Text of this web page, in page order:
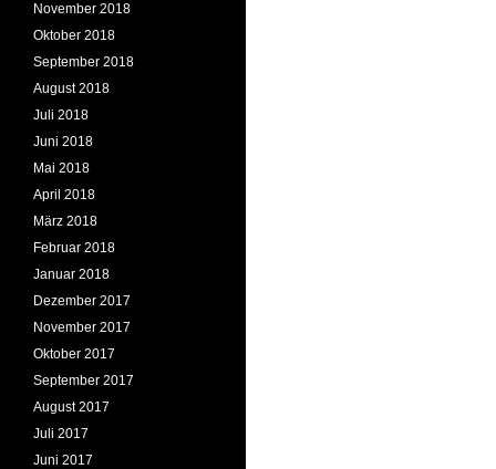
November 2018
Oktober 2018
September 2018
August 2018
Juli 2018
Juni 2018
Mai 2018
April 2018
März 2018
Februar 2018
Januar 2018
Dezember 2017
November 2017
Oktober 2017
September 2017
August 2017
Juli 2017
Juni 2017